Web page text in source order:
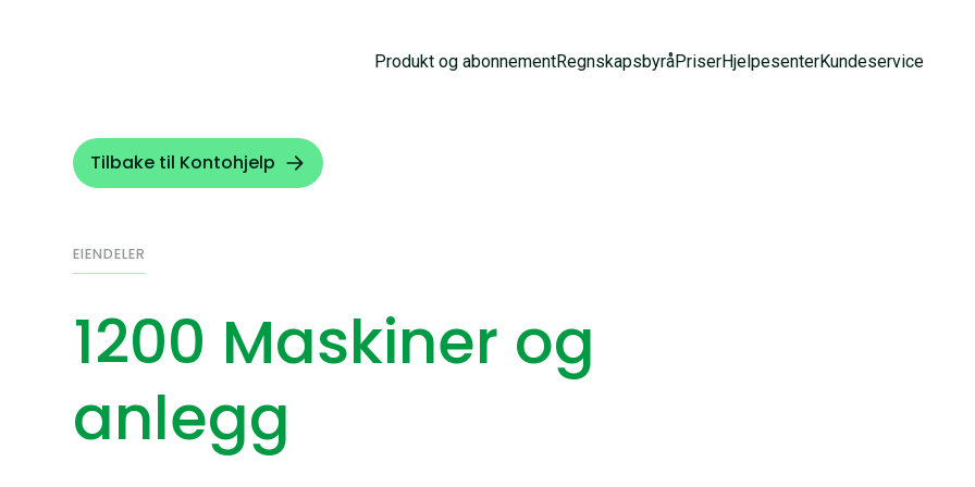
Produkt og abonnementRegnskapsbyråPriserHjelpesenterKundeservice
Tilbake til Kontohjelp
EIENDELER
1200 Maskiner og
anlegg